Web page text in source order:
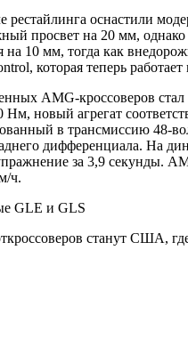
оснастили
просвет на 20 мм,
на 10 мм, тогда как
которая теперь работает
AMG-кроссоверов
новый агрегат
в трансмиссию 48-
дифференциала. На
за 3,9 секунды.
ч.
станут США,